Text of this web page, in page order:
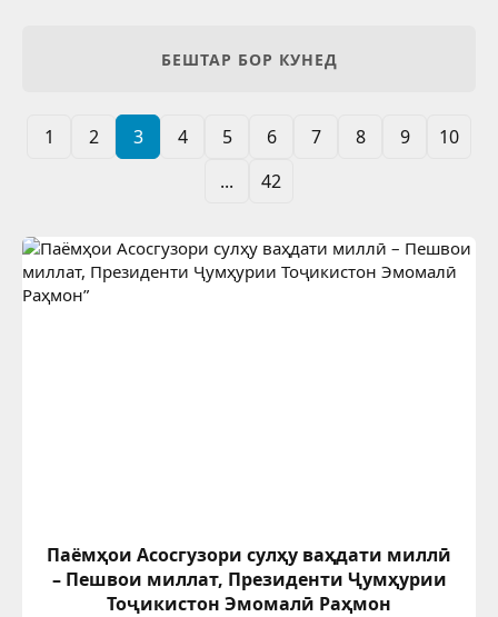
БЕШТАР БОР КУНЕД
1 2 3 4 5 6 7 8 9
10
...
42
Паёмҳои Асосгузори сулҳу ваҳдати миллӣ
– Пешвои миллат, Президенти Ҷумҳурии
Тоҷикистон Эмомалӣ Раҳмон